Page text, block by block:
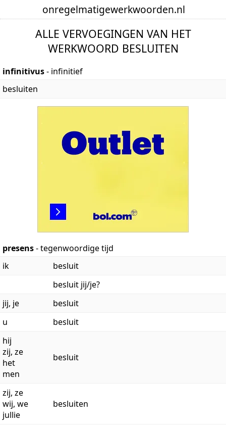
onregelmatigewerkwoorden.nl
ALLE VERVOEGINGEN VAN HET
WERKWOORD BESLUITEN
infinitivus- infinitief
besluiten
presens- tegenwoordige tijd
ik
besluit
besluit jij/je?
jij, je
besluit
u
besluit
hij
zij, ze
het
men
besluit
zij, ze
wij, we
jullie
besluiten